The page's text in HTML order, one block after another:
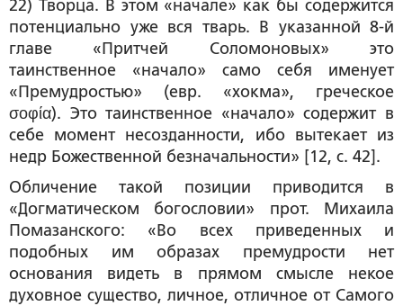
22) Творца. В этом «начале» как бы содержится
потенциально уже вся тварь. В указанной 8-й
главе «Притчей Соломоновых» это
таинственное «начало» само себя именует
«Премудростью» (евр. «хокма», греческое
σοφία). Это таинственное «начало» содержит в
себе момент несозданности, ибо вытекает из
недр Божественной безначальности» [12, с. 42].
Обличение такой позиции приводится в
«Догматическом богословии» прот. Михаила
Помазанского: «Во всех приведенных и
подобных им образах премудрости нет
основания видеть в прямом смысле некое
духовное существо, личное, отличное от Самого